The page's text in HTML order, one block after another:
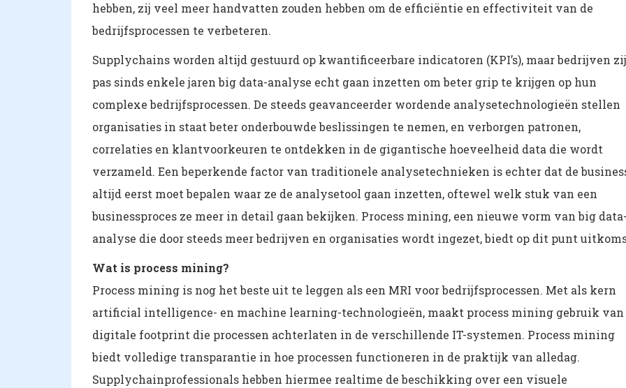
hebben, zij veel meer handvatten zouden hebben om de efficiëntie en effectiviteit van de
bedrijfsprocessen te verbeteren.
Supplychains worden altijd gestuurd op kwantificeerbare indicatoren (KPI’s), maar bedrijven
pas sinds enkele jaren big data-analyse echt gaan inzetten om beter grip te krijgen op hun
complexe bedrijfsprocessen. De steeds geavanceerder wordende analysetechnologieën stellen
organisaties in staat beter onderbouwde beslissingen te nemen, en verborgen patronen,
correlaties en klantvoorkeuren te ontdekken in de gigantische hoeveelheid data die wordt
verzameld. Een beperkende factor van traditionele analysetechnieken is echter dat de
altijd eerst moet bepalen waar ze de analysetool gaan inzetten, oftewel welk stuk van een
businessproces ze meer in detail gaan bekijken. Process mining, een nieuwe vorm van big data-
analyse die door steeds meer bedrijven en organisaties wordt ingezet, biedt op dit punt
Wat is process mining?
Process mining is nog het beste uit te leggen als een MRI voor bedrijfsprocessen. Met als kern
artificial intelligence- en machine learning-technologieën, maakt process mining gebruik van
digitale footprint die processen achterlaten in de verschillende IT-systemen. Process mining
biedt volledige transparantie in hoe processen functioneren in de praktijk van alledag.
Supplychainprofessionals hebben hiermee realtime de beschikking over een visuele